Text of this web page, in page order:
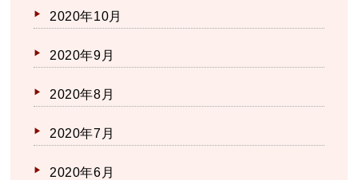
2020年10月
2020年9月
2020年8月
2020年7月
2020年6月